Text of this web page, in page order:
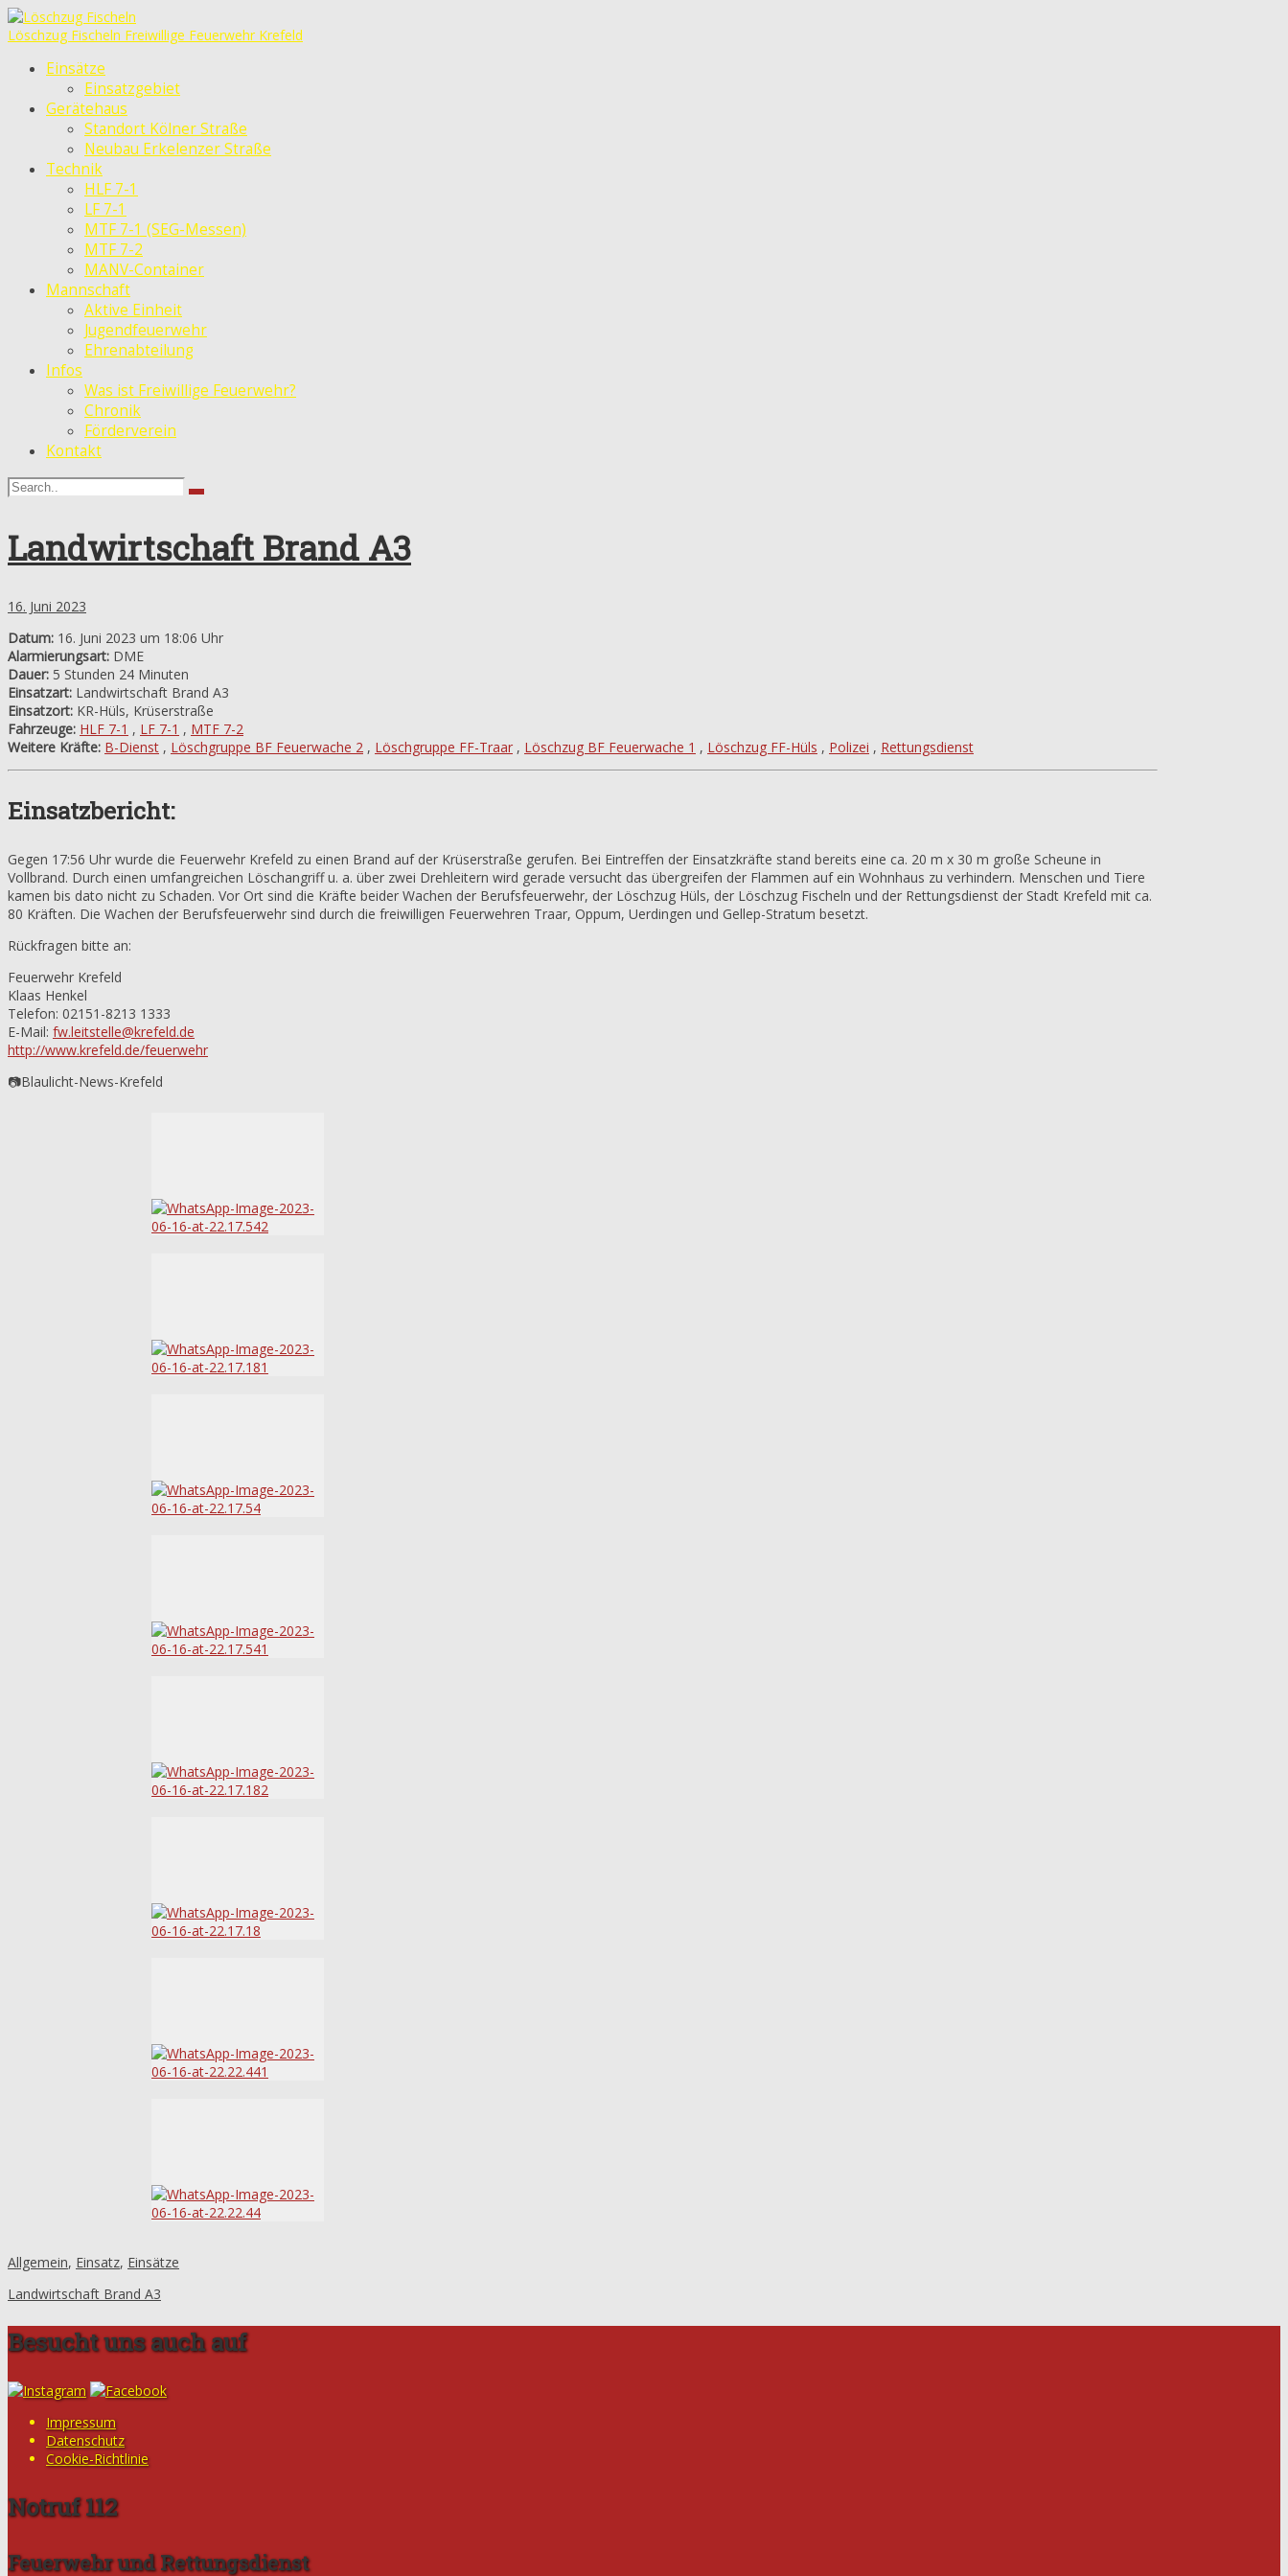
Löschzug Fischeln Freiwillige Feuerwehr Krefeld
Einsätze
Einsatzgebiet
Gerätehaus
Standort Kölner Straße
Neubau Erkelenzer Straße
Technik
HLF 7-1
LF 7-1
MTF 7-1 (SEG-Messen)
MTF 7-2
MANV-Container
Mannschaft
Aktive Einheit
Jugendfeuerwehr
Ehrenabteilung
Infos
Was ist Freiwillige Feuerwehr?
Chronik
Förderverein
Kontakt
Landwirtschaft Brand A3
16. Juni 2023
Datum: 16. Juni 2023 um 18:06 Uhr
Alarmierungsart: DME
Dauer: 5 Stunden 24 Minuten
Einsatzart: Landwirtschaft Brand A3
Einsatzort: KR-Hüls, Krüserstraße
Fahrzeuge: HLF 7-1 , LF 7-1 , MTF 7-2
Weitere Kräfte: B-Dienst , Löschgruppe BF Feuerwache 2 , Löschgruppe FF-Traar , Löschzug BF Feuerwache 1 , Löschzug FF-Hüls , Polizei , Rettungsdienst
Einsatzbericht:
Gegen 17:56 Uhr wurde die Feuerwehr Krefeld zu einen Brand auf der Krüserstraße gerufen. Bei Eintreffen der Einsatzkräfte stand bereits eine ca. 20 m x 30 m große Scheune in
Vollbrand. Durch einen umfangreichen Löschangriff u. a. über zwei Drehleitern wird gerade versucht das übergreifen der Flammen auf ein Wohnhaus zu verhindern. Menschen und Tiere
kamen bis dato nicht zu Schaden. Vor Ort sind die Kräfte beider Wachen der Berufsfeuerwehr, der Löschzug Hüls, der Löschzug Fischeln und der Rettungsdienst der Stadt Krefeld mit ca.
80 Kräften. Die Wachen der Berufsfeuerwehr sind durch die freiwilligen Feuerwehren Traar, Oppum, Uerdingen und Gellep-Stratum besetzt.
Rückfragen bitte an:
Feuerwehr Krefeld
Klaas Henkel
Telefon: 02151-8213 1333
E-Mail: fw.leitstelle@krefeld.de
http://www.krefeld.de/feuerwehr
📷Blaulicht-News-Krefeld
Allgemein, Einsatz, Einsätze
Landwirtschaft Brand A3
Besucht uns auch auf
Impressum
Datenschutz
Cookie-Richtlinie
Notruf 112
Feuerwehr und Rettungsdienst